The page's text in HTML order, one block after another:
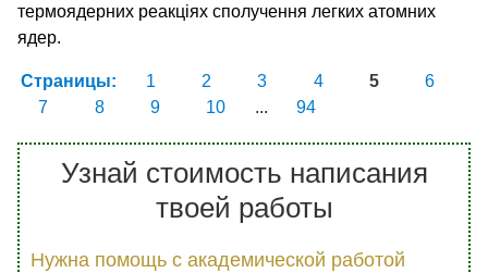
термоядерних реакціях сполучення легких атомних
ядер.
Страницы: 1 2 3 4 5
6
7
8 9 10 ... 94
Узнай стоимость написания
твоей работы
Нужна помощь с академической работой